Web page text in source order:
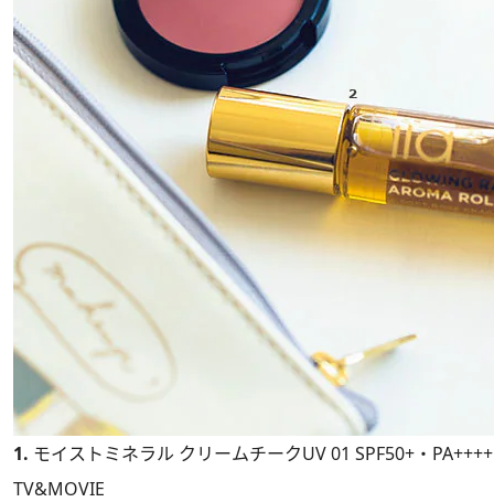
1. モイストミネラル クリームチークUV 01 SPF50+・
TV&MOVIE